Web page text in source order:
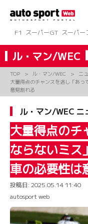
ツ
へ
ス
キ
F1 スーパーGT スーパー
ル・マン/WEC
TOP ル・マン/WEC
ニ
大量得点のチャンスを逃し「あ
意見割れる
ル・マン/WEC ニ
大量得点のチ
ならないミス
車の必要性は
投稿日: 2025.05.14 11:40
autosport web